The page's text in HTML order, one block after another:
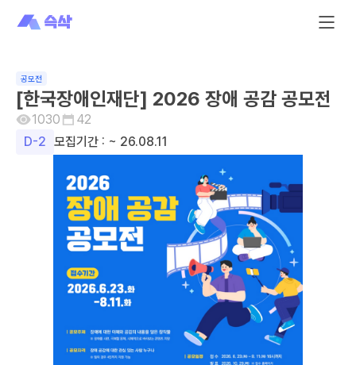
공모전
[한국장애인재단] 2026 장애 공감 공모전
1030
42
D-2 모집기간 : ~ 26.08.11